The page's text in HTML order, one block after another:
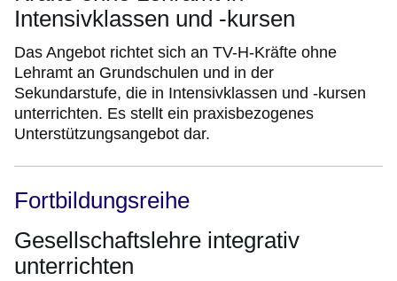
Intensivklassen und -kursen
Das Angebot richtet sich an TV-H-Kräfte ohne
Lehramt an Grundschulen und in der
Sekundarstufe, die in Intensivklassen und -kursen
unterrichten. Es stellt ein praxisbezogenes
Unterstützungsangebot dar.
Fortbildungsreihe
Gesellschaftslehre integrativ
unterrichten